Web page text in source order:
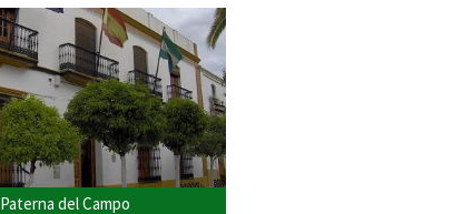
Paterna del Campo